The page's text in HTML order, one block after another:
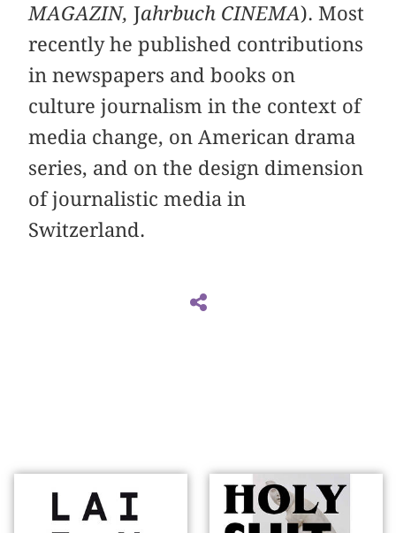
MAGAZIN, Jahrbuch CINEMA). Most
recently he published contributions
in newspapers and books on
culture journalism in the context of
media change, on American drama
series, and on the design dimension
of journalistic media in
Switzerland.